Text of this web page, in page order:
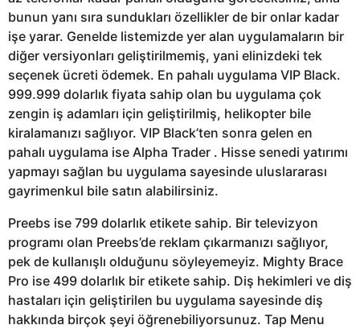
bunun yanı sıra sundukları özellikler de bir onlar kadar
işe yarar. Genelde listemizde yer alan uygulamaların bir
diğer versiyonları geliştirilmemiş, yani elinizdeki tek
seçenek ücreti ödemek. En pahalı uygulama VIP Black.
999.999 dolarlık fiyata sahip olan bu uygulama çok
zengin iş adamları için geliştirilmiş, helikopter bile
kiralamanızı sağlıyor. VIP Black’ten sonra gelen en
pahalı uygulama ise Alpha Trader . Hisse senedi yatırımı
yapmayı sağlan bu uygulama sayesinde uluslararası
gayrimenkul bile satın alabilirsiniz.
Preebs ise 799 dolarlık etikete sahip. Bir televizyon
programı olan Preebs’de reklam çıkarmanızı sağlıyor,
pek de kullanışlı olduğunu söyleyemeyiz. Mighty Brace
Pro ise 499 dolarlık bir etikete sahip. Diş hekimleri ve diş
hastaları için geliştirilen bu uygulama sayesinde diş
hakkında birçok şeyi öğrenebiliyorsunuz. Tap Menu